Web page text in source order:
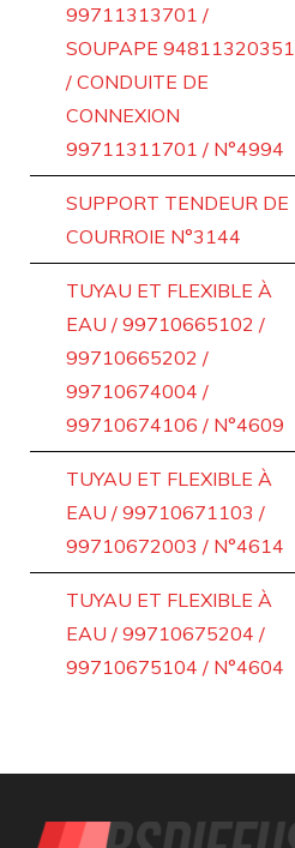
99711313701 /
SOUPAPE 94811320351
/ CONDUITE DE
CONNEXION
99711311701 / N°4994
SUPPORT TENDEUR DE
COURROIE N°3144
TUYAU ET FLEXIBLE À
EAU / 99710665102 /
99710665202 /
99710674004 /
99710674106 / N°4609
TUYAU ET FLEXIBLE À
EAU / 99710671103 /
99710672003 / N°4614
TUYAU ET FLEXIBLE À
EAU / 99710675204 /
99710675104 / N°4604